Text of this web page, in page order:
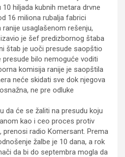
hiljada kubnih metara drvne
16 miliona rubalja fabrici
ranije usaglašenom rešenju,
je šef predizbornog štaba
štab je uoči presude saopštio
bilo nemoguće voditi
komisija ranije je saopštila
neće skidati sve dok njegova
ne pre odluke
da će se žaliti na presudu koju
kao i ceo proces protiv
prenosi radio Komersant. Prema
žalbe je 10 dana, a rok
da bi do septembra mogla da